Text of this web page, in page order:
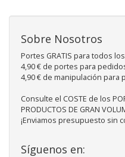
Sobre Nosotros
Portes GRATIS para todos
4,90 € de portes para
4,90 € de manipulación para
Consulte el COSTE de los
PRODUCTOS DE GRAN
¡Enviamos presupuesto sin
Síguenos en: